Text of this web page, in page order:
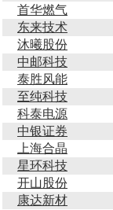
首华燃气
东来技术
沐曦股份
中邮科技
泰胜风能
至纯科技
科泰电源
中银证券
上海合晶
星环科技
开山股份
康达新材